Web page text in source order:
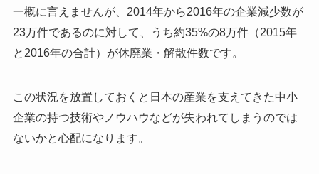
一概に言えませんが、2014年から2016年の企業減少数が
23万件であるのに対して、うち約35%の8万件（2015年
と2016年の合計）が休廃業・解散件数です。
この状況を放置しておくと日本の産業を支えてきた中小
企業の持つ技術やノウハウなどが失われてしまうのでは
ないかと心配になります。